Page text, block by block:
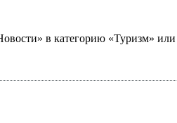
в категорию «Туризм»